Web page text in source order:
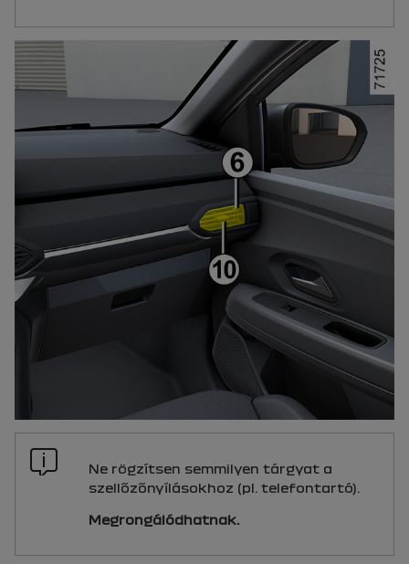
Ne rögzítsen semmilyen tárgyat a
szellőzőnyílásokhoz (pl. telefontartó).
Megrongálódhatnak.